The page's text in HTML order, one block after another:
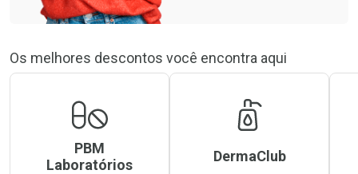
Os melhores descontos você encontra aqui
PBM
Laboratórios
DermaClub